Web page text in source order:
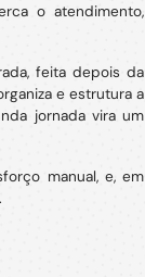
o atendimento,
feita depois da
e estrutura a
jornada vira um
manual, e, em